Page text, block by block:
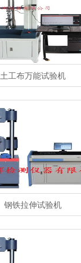
土工布万能试验机
钢铁拉伸试验机